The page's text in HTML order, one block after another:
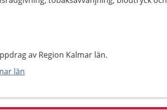
av Region Kalmar län.
län